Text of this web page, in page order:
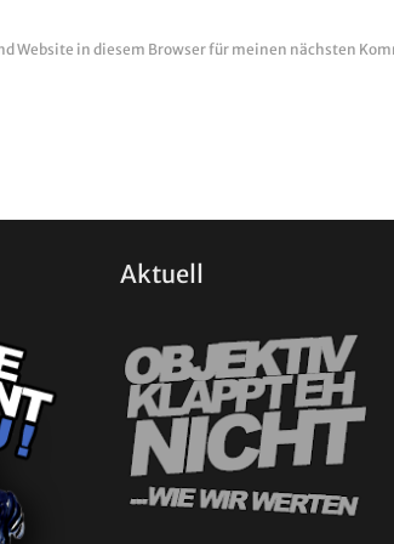
Website in diesem Browser für meinen nächsten
Aktuell